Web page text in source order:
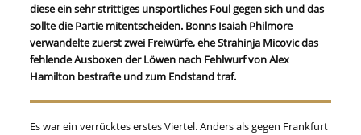
diese ein sehr strittiges unsportliches Foul gegen sich und das
sollte die Partie mitentscheiden. Bonns Isaiah Philmore
verwandelte zuerst zwei Freiwürfe, ehe Strahinja Micovic das
fehlende Ausboxen der Löwen nach Fehlwurf von Alex
Hamilton bestrafte und zum Endstand traf.
Es war ein verrücktes erstes Viertel. Anders als gegen Frankfurt